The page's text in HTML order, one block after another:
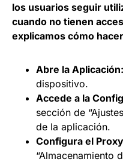
los usuarios seguir
cuando no tienen
explicamos cómo
Abre la Aplicación:
dispositivo.
Accede a la
sección de
de la aplicación.
Configura el
“Almacenamiento